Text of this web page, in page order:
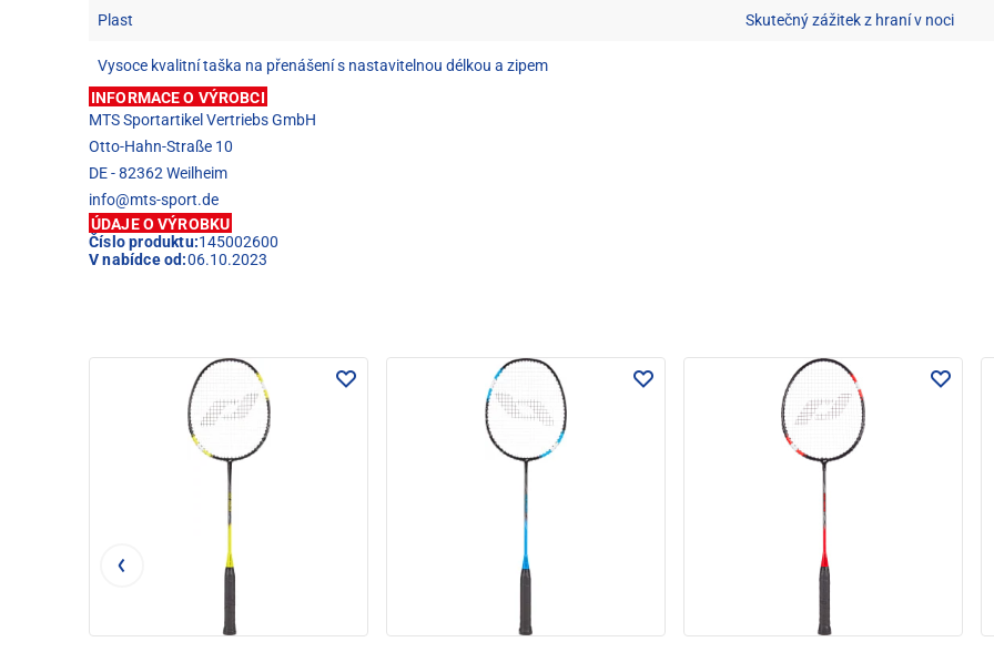
Plast Skutečný zážitek z hraní v noci
Vysoce kvalitní taška na přenášení s nastavitelnou délkou a zipem
INFORMACE O VÝROBCI
MTS Sportartikel Vertriebs GmbH
Otto-Hahn-Straße 10
DE - 82362 Weilheim
info@mts-sport.de
ÚDAJE O VÝROBKU
Číslo produktu:145002600
V nabídce od:06.10.2023